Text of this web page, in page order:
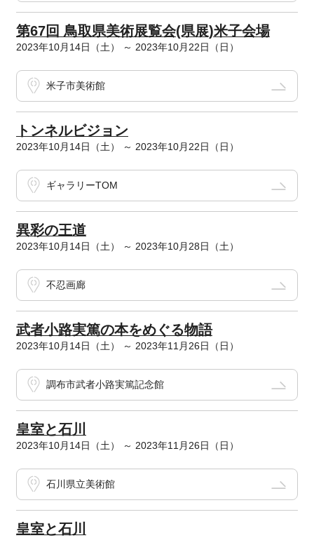
第67回 鳥取県美術展覧会(県展)米子会場
2023年10月14日（土） ～ 2023年10月22日（日）
米子市美術館
トンネルビジョン
2023年10月14日（土） ～ 2023年10月22日（日）
ギャラリーTOM
異彩の王道
2023年10月14日（土） ～ 2023年10月28日（土）
不忍画廊
武者小路実篤の本をめぐる物語
2023年10月14日（土） ～ 2023年11月26日（日）
調布市武者小路実篤記念館
皇室と石川
2023年10月14日（土） ～ 2023年11月26日（日）
石川県立美術館
皇室と石川